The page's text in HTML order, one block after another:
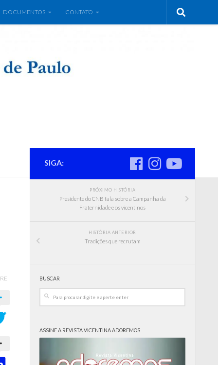
DOCUMENTOS CONTATO
SIGA:
PRÓXIMO HISTÓRIA
Presidente do CNB fala sobre a Campanha da
Fraternidade e os vicentinos
HISTÓRIA ANTERIOR
Tradições que recrutam
BUSCAR
ASSINE A REVISTA VICENTINA ADOREMOS